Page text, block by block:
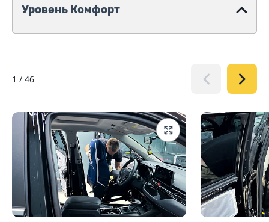
Уровень Комфорт
1 / 46